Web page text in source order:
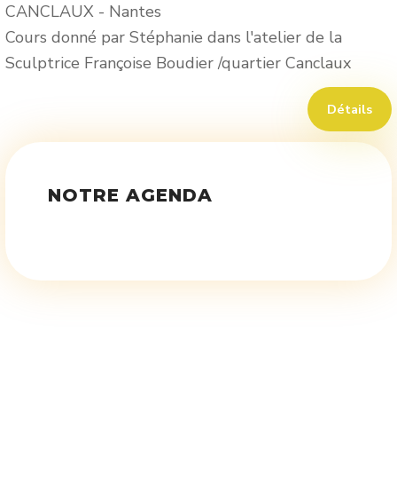
CANCLAUX - Nantes
Cours donné par Stéphanie dans l'atelier de la
Sculptrice Françoise Boudier /quartier Canclaux
Détails
NOTRE AGENDA